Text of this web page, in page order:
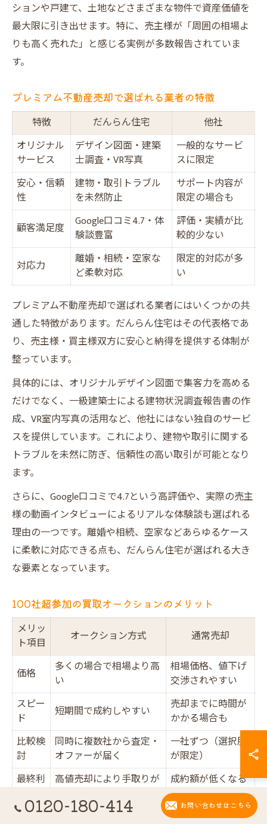
ションや戸建て、土地などさまざまな物件で資産価値を
最大限に引き出せます。特に、売主様が「周囲の相場よ
りも高く売れた」と感じる実例が多数報告されていま
す。
プレミアム不動産売却で選ばれる業者の特徴
特徴 だんらん住宅
他社
オリジナル
サービス
デザイン図面・建築
士調査・VR写真
一般的なサービ
スに限定
安心・信頼
性
建物・取引トラブル
を未然防止
サポート内容が
限定の場合も
顧客満足度
Google口コミ4.7・体
験談豊富
評価・実績が比
較的少ない
対応力
離婚・相続・空家な
ど柔軟対応
限定的対応が多
い
プレミアム不動産売却で選ばれる業者にはいくつかの共
通した特徴があります。だんらん住宅はその代表格であ
り、売主様・買主様双方に安心と納得を提供する体制が
整っています。
具体的には、オリジナルデザイン図面で集客力を高める
だけでなく、一級建築士による建物状況調査報告書の作
成、VR室内写真の活用など、他社にはない独自のサービ
スを提供しています。これにより、建物や取引に関する
トラブルを未然に防ぎ、信頼性の高い取引が可能となり
ます。
さらに、Google口コミで4.7という高評価や、実際の売主
様の動画インタビューによるリアルな体験談も選ばれる
理由の一つです。離婚や相続、空家などあらゆるケース
に柔軟に対応できる点も、だんらん住宅が選ばれる大き
な要素となっています。
100社超参加の買取オークションのメリット
メリッ
ト項目
オークション方式 通常売却
価格
多くの場合で相場より高
い
相場価格、値下げ
交渉されやすい
スピー
ド
短期間で成約しやすい
売却までに時間が
かかる場合も
比較検
討
同時に複数社から査定・
オファーが届く
一社ずつ（選択肢
が限定）
最終利
高値売却により手取りが
成約額が低くなる
場合も
0120-180-414 お問い合わせはこちら